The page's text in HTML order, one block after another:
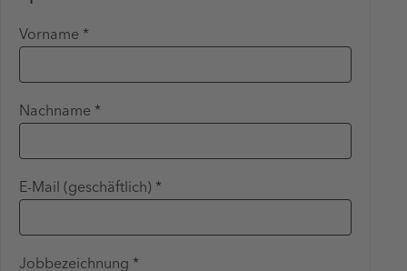
Vorname *
Nachname *
E-Mail (geschäftlich) *
Jobbezeichnung *